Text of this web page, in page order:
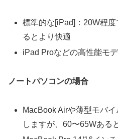
標準的な[iPad]：20W程
るとより快適
iPad Proなどの高性能モ
ノートパソコンの場合
MacBook Airや薄型モバ
しますが、60〜65Wある